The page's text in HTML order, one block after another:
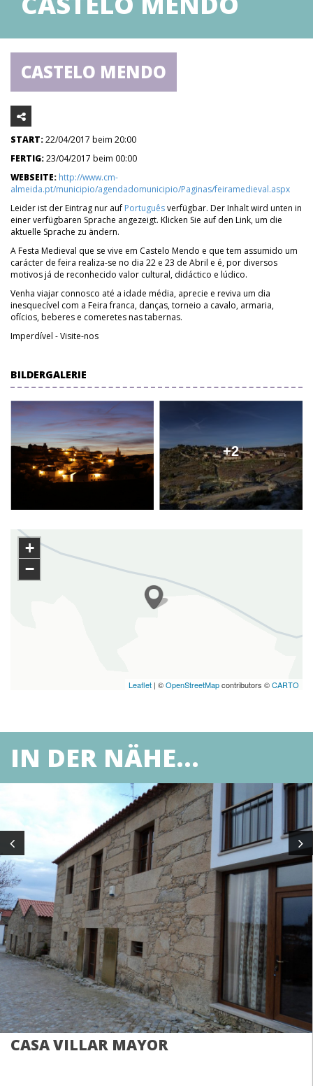
CASTELO MENDO
START:22/04/2017 beim 20:00
FERTIG:23/04/2017 beim 00:00
WEBSEITE: http://www.cm-
almeida.pt/municipio/agendadomunicipio/Paginas/feiramedieval.aspx
Leider ist der Eintrag nur auf Portuguêsverfügbar. Der Inhalt wird unten in
einer verfügbaren Sprache angezeigt. Klicken Sie auf den Link, um die
aktuelle Sprache zu ändern.
A Festa Medieval que se vive em Castelo Mendo e que tem assumido um
carácter de feira realiza-se no dia 22 e 23 de Abril e é, por diversos
motivos já de reconhecido valor cultural, didáctico e lúdico.
Venha viajar connosco até a idade média, aprecie e reviva um dia
inesquecível com a Feira franca, danças, torneio a cavalo, armaria,
ofícios, beberes e comeretes nas tabernas.
Imperdível - Visite-nos
BILDERGALERIE
+2
+
−
Leaflet | ©OpenStreetMapcontributors ©CARTO
IN DER NÄHE...
CASA VILLAR MAYOR